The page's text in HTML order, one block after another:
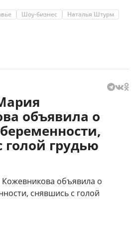
Шоу-бизнес Наталья Штурм
объявила о
голой грудью